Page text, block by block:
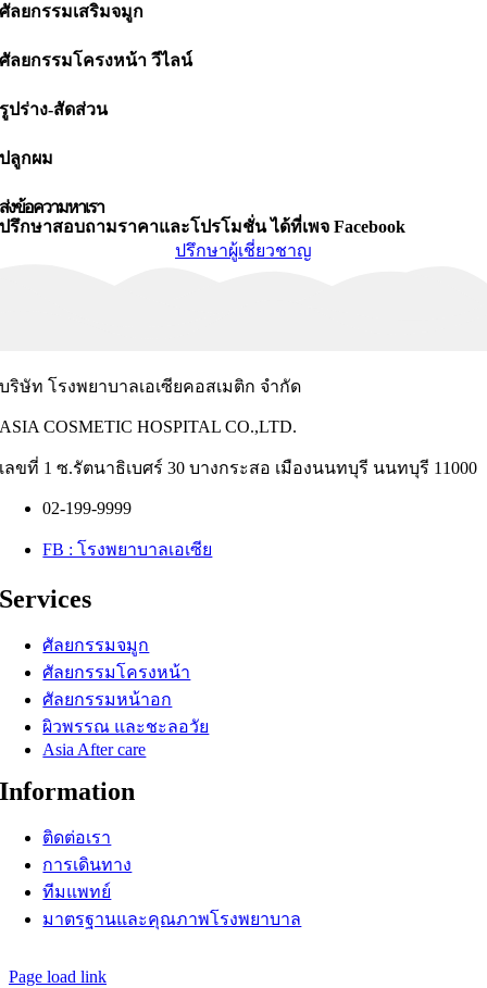
ศัลยกรรมเสริมจมูก
ศัลยกรรมโครงหน้า วีไลน์
รูปร่าง-สัดส่วน
ปลูกผม
ส่งข้อความหาเรา
ปรึกษาสอบถามราคาและโปรโมชั่น ได้ที่เพจ Facebook
ปรึกษาผู้เชี่ยวชาญ
บริษัท โรงพยาบาลเอเซียคอสเมติก จำกัด
ASIA COSMETIC HOSPITAL CO.,LTD.
เลขที่ 1 ซ.รัตนาธิเบศร์ 30 บางกระสอ เมืองนนทบุรี นนทบุรี 11000
02-199-9999
FB : โรงพยาบาลเอเซีย
Services
ศัลยกรรมจมูก
ศัลยกรรมโครงหน้า
ศัลยกรรมหน้าอก
ผิวพรรณ และชะลอวัย
Asia After care
Information
ติดต่อเรา
การเดินทาง
ทีมแพทย์
มาตรฐานและคุณภาพโรงพยาบาล
Page load link